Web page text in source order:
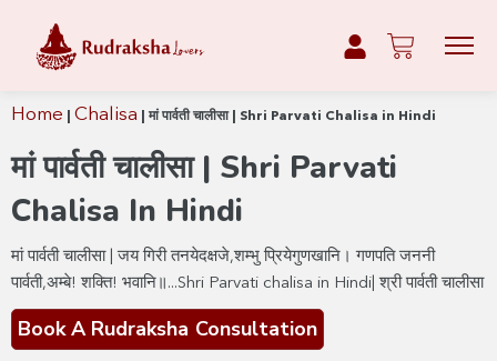
Home Chalisa मां पार्वती चालीसा | Shri Parvati Chalisa in Hindi
मां पार्वती चालीसा | Shri Parvati
Chalisa In Hindi
मां पार्वती चालीसा | जय गिरी तनयेदक्षजे,शम्भु प्रियेगुणखानि। गणपति जननी
पार्वती,अम्बे! शक्ति! भवानि॥...Shri Parvati chalisa in Hindi| श्री पार्वती चालीसा
Book A Rudraksha Consultation